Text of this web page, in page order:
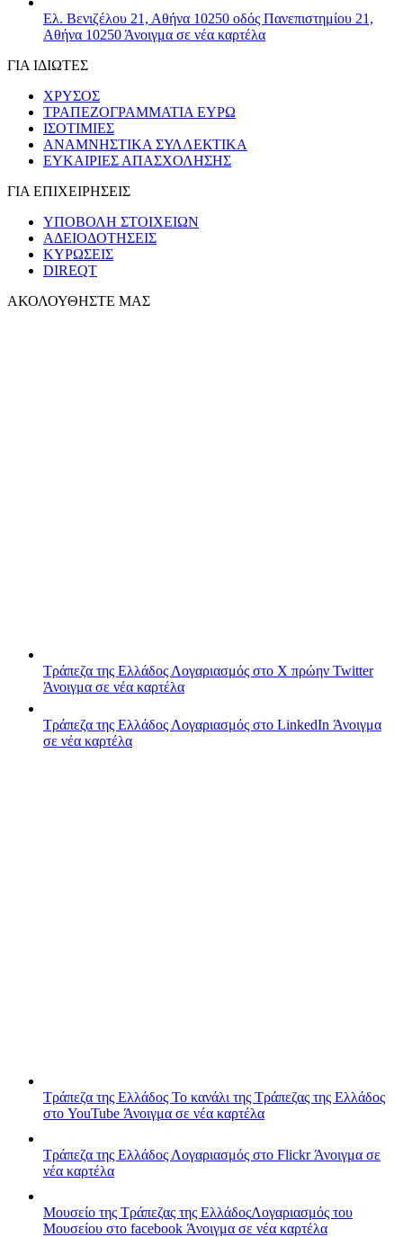
Ελ. Βενιζέλου 21, Αθήνα 10250 οδός Πανεπιστημίου 21,
Αθήνα 10250 Άνοιγμα σε νέα καρτέλα
ΓΙΑ ΙΔΙΩΤΕΣ
ΧΡΥΣΟΣ
ΤΡΑΠΕΖΟΓΡΑΜΜΑΤΙΑ ΕΥΡΩ
ΙΣΟΤΙΜΙΕΣ
ΑΝΑΜΝΗΣΤΙΚΑ ΣΥΛΛΕΚΤΙΚΑ
ΕΥΚΑΙΡΙΕΣ ΑΠΑΣΧΟΛΗΣΗΣ
ΓΙΑ ΕΠΙΧΕΙΡΗΣΕΙΣ
ΥΠΟΒΟΛΗ ΣΤΟΙΧΕΙΩΝ
ΑΔΕΙΟΔΟΤΗΣΕΙΣ
ΚΥΡΩΣΕΙΣ
DIREQT
ΑΚΟΛΟΥΘΗΣΤΕ ΜΑΣ
Τράπεζα της Ελλάδος Λογαριασμός στο X πρώην Twitter
Άνοιγμα σε νέα καρτέλα
Τράπεζα της Ελλάδος Λογαριασμός στο LinkedIn Άνοιγμα
σε νέα καρτέλα
Τράπεζα της Ελλάδος Το κανάλι της Τράπεζας της Ελλάδος
στο YouTube Άνοιγμα σε νέα καρτέλα
Τράπεζα της Ελλάδος Λογαριασμός στο FlickrΆνοιγμα σε
νέα καρτέλα
Μουσείο της Τράπεζας της ΕλλάδοςΛογαριασμός του
Μουσείου στο facebook Άνοιγμα σε νέα καρτέλα